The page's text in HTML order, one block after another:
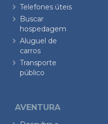
Telefones úteis
Buscar
hospedagem
Aluguel de
carros
Transporte
público
AVENTURA